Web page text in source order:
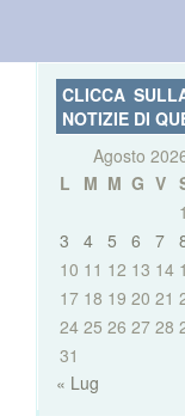
CLICCA
NOTIZIE DI
Agosto
L
M M G V
1
3
4 5 6 7
10 11 12 13 14
17 18 19 20 21
24 25 26 27 28
31
« Lug